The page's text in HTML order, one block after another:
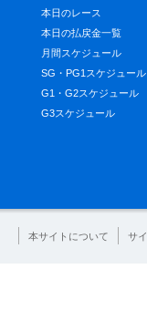
本日のレース
本日の払戻金一覧
月間スケジュール
SG・PG1スケジュール
G1・G2スケジュール
G3スケジュール
本サイトについて サ